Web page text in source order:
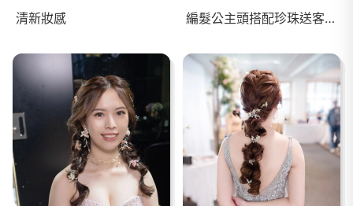
清新妝感 編髮公主頭搭配珍珠送客造型